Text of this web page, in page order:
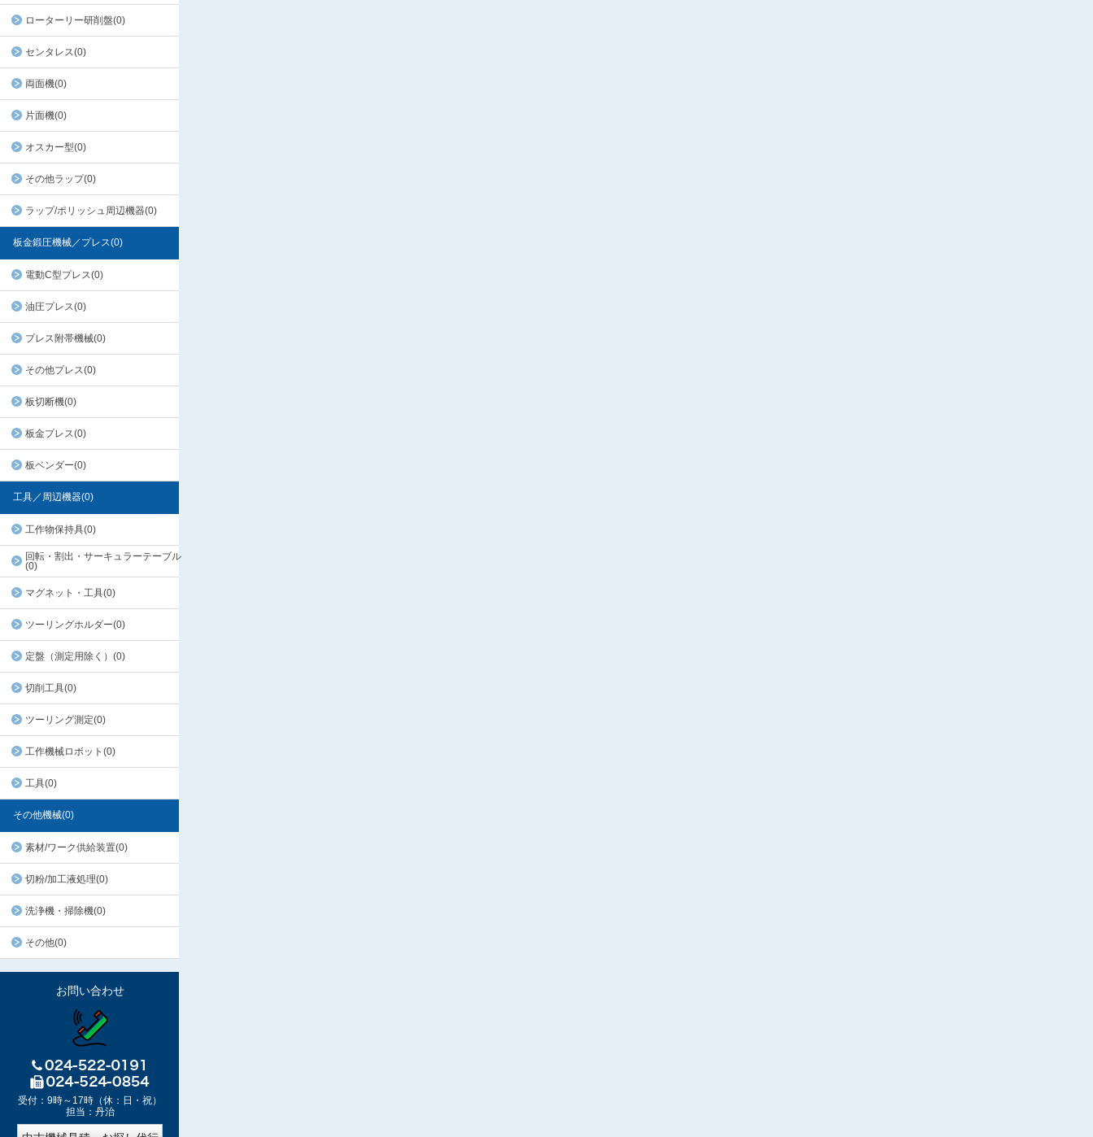
ローターリー研削盤(0)
センタレス(0)
両面機(0)
片面機(0)
オスカー型(0)
その他ラップ(0)
ラップ/ポリッシュ周辺機器(0)
板金鍛圧機械／プレス(0)
電動C型プレス(0)
油圧プレス(0)
プレス附帯機械(0)
その他プレス(0)
板切断機(0)
板金プレス(0)
板ベンダー(0)
工具／周辺機器(0)
工作物保持具(0)
回転・割出・サーキュラーテーブル
(0)
マグネット・工具(0)
ツーリングホルダー(0)
定盤（測定用除く）(0)
切削工具(0)
ツーリング測定(0)
工作機械ロボット(0)
工具(0)
その他機械(0)
素材/ワーク供給装置(0)
切粉/加工液処理(0)
洗浄機・掃除機(0)
その他(0)
お問い合わせ
受付：9時～17時（休：日・祝）
担当：丹治